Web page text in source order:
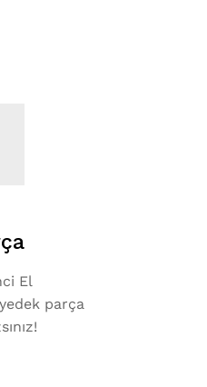
El
parça